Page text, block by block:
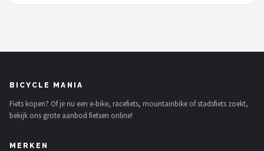
BICYCLE MANIA
Fiets kopen? Of je nu een e-bike, racefiets, mountainbike of stadsfiets zoekt,
bekijk ons grote aanbod fietsen online!
MERKEN